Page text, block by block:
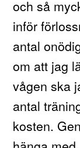
och så
inför
antal
om att jag
vågen ska
antal
kosten.